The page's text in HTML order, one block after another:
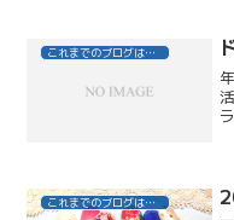
これまでのブログはこちら
これまでのブログはこちら